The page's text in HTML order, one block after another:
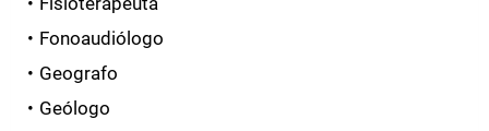
Fonoaudiólogo
Geografo
Geólogo